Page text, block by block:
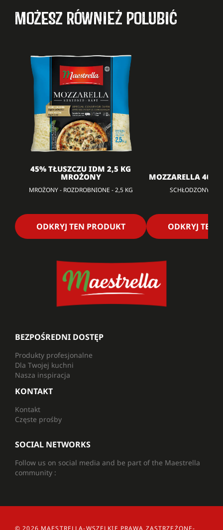
MOŻESZ RÓWNIEŻ POLUBIĆ
45% TŁUSZCZU IDM 2,5 KG
MROŻONY
MROŻONY - ROZDROBNIONE - 2,5 KG
ODKRYJ TEN PRODUKT
MOZZARELLA 40%
SCHŁODZONY -
ODKRYJ TEN
BEZPOŚREDNI DOSTĘP
Produkty profesjonalne
Dla Twojej kuchni
Nasza inspiracja
KONTAKT
Kontakt
Częste prośby
SOCIAL NETWORKS
Follow us on social media and be part of the Maestrella
community :
© 2026 MAESTRELLA-WSZELKIE PRAWA ZASTRZEŻONE-